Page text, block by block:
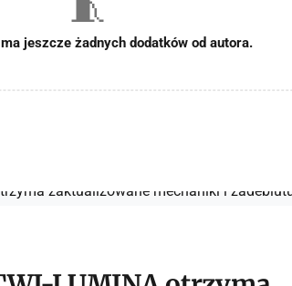
🧵
jeszcze żadnych dodatków od autora.